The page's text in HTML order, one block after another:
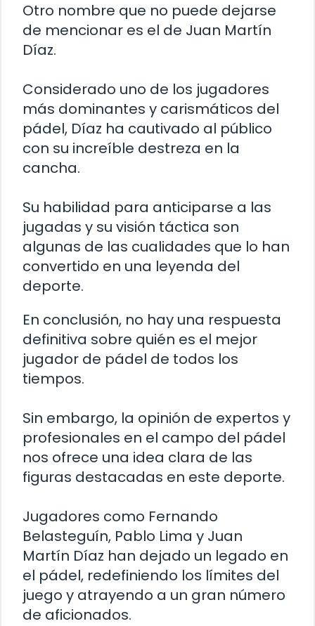
Otro nombre que no puede dejarse
de mencionar es el de Juan Martín
Díaz.
Considerado uno de los jugadores
más dominantes y carismáticos del
pádel, Díaz ha cautivado al público
con su increíble destreza en la
cancha.
Su habilidad para anticiparse a las
jugadas y su visión táctica son
algunas de las cualidades que lo han
convertido en una leyenda del
deporte.
En conclusión, no hay una respuesta
definitiva sobre quién es el mejor
jugador de pádel de todos los
tiempos.
Sin embargo, la opinión de expertos y
profesionales en el campo del pádel
nos ofrece una idea clara de las
figuras destacadas en este deporte.
Jugadores como Fernando
Belasteguín, Pablo Lima y Juan
Martín Díaz han dejado un legado en
el pádel, redefiniendo los límites del
juego y atrayendo a un gran número
de aficionados.